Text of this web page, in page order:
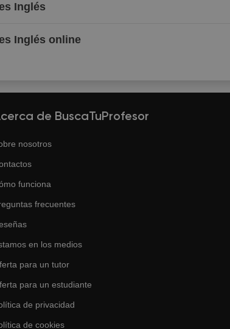
Inglés
Inglés online
de BuscaTuProfesor
nosotros
funciona
frecuentes
en los medios
para un tutor
para un estudiante
de privacidad
de cookies